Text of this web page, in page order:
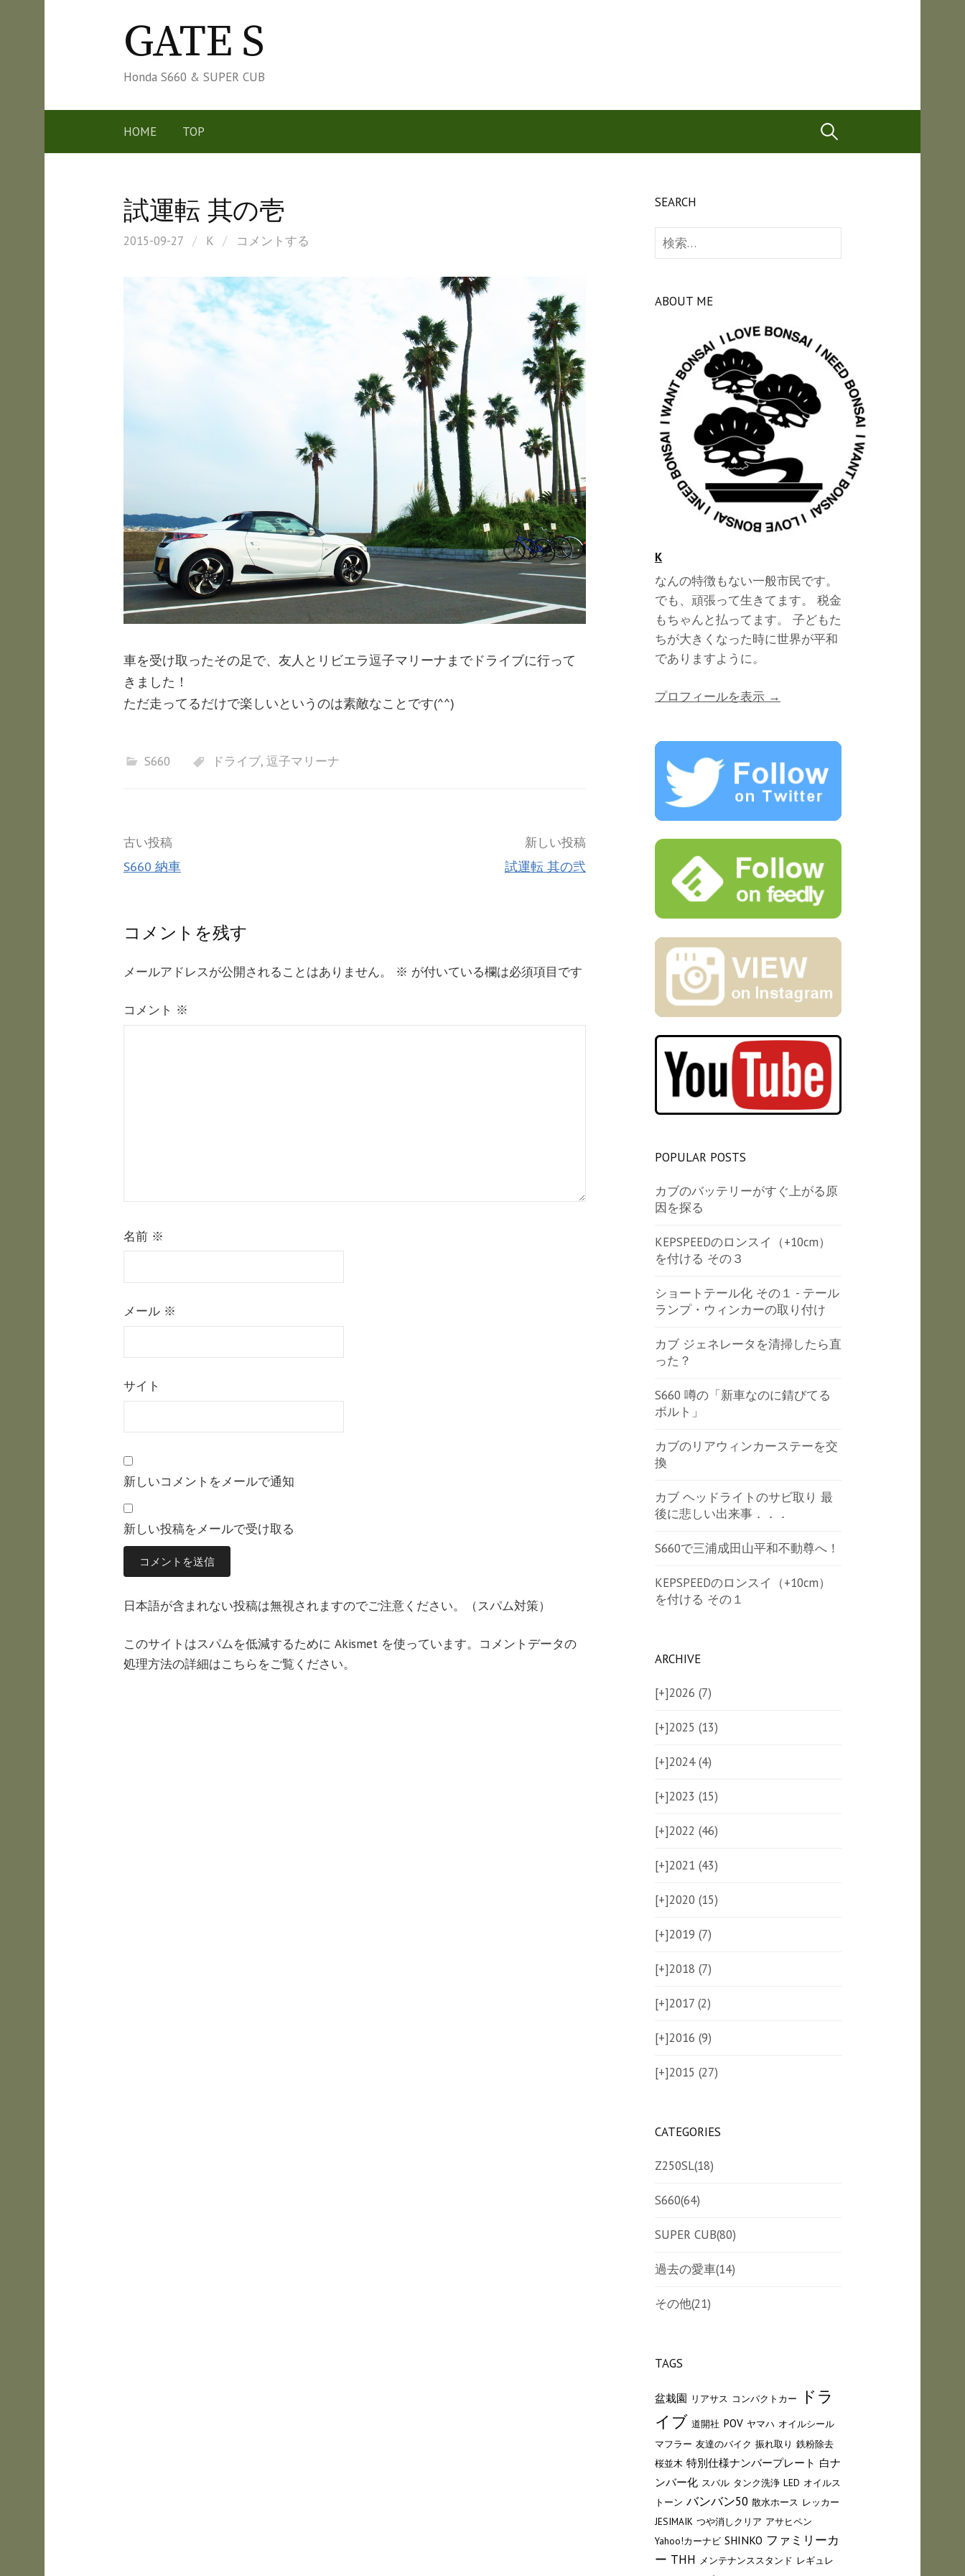
GATE S
Honda S660 & SUPER CUB
HOME TOP 検
試運転 其の壱
2015-09-27 / K / コメントする
車を受け取ったその足で、友人とリビエラ逗子マリーナまでドライブに行って
きました！
ただ走ってるだけで楽しいというのは素敵なことです(^^)
S660 ドライブ, 逗子マリーナ
投
ナ
ー
古い投稿
S660 納車
新しい投稿
試運転 其の弐
コメントを残す
メールアドレスが公開されることはありません。 ※ が付いている欄は必須項目です
コメント ※
名前 ※
メール ※
サイト
新しいコメントをメールで通知
新しい投稿をメールで受け取る
日本語が含まれない投稿は無視されますのでご注意ください。（スパム対策）
このサイトはスパムを低減するために Akismet を使っています。 コメントデータの
処理方法の詳細はこちらをご覧ください。
SEARCH
検
索:
ABOUT ME
K
なんの特徴もない一般市民です。
でも、頑張って生きてます。 税金
もちゃんと払ってます。 子どもた
ちが大きくなった時に世界が平和
でありますように。
プロフィールを表示 →
POPULAR POSTS
カブのバッテリーがすぐ上がる原
因を探る
KEPSPEEDのロンスイ（+10cm）
を付ける その３
ショートテール化 その１ - テール
ランプ・ウィンカーの取り付け
カブ ジェネレータを清掃したら直
った？
S660 噂の「新車なのに錆びてる
ボルト」
カブのリアウィンカーステーを交
換
カブ ヘッドライトのサビ取り 最
後に悲しい出来事．．．
S660で三浦成田山平和不動尊へ！
KEPSPEEDのロンスイ（+10cm）
を付ける その１
ARCHIVE
[+]2026 (7)
[+]2025 (13)
[+]2024 (4)
[+]2023 (15)
[+]2022 (46)
[+]2021 (43)
[+]2020 (15)
[+]2019 (7)
[+]2018 (7)
[+]2017 (2)
[+]2016 (9)
[+]2015 (27)
CATEGORIES
Z250SL(18)
S660(64)
SUPER CUB(80)
過去の愛車(14)
その他(21)
TAGS
盆栽園 リアサス コンパクトカー
ドラ
イブ 道開社 POV ヤマハ オイルシール
マフラー 友達のバイク 振れ取り 鉄粉除去
桜並木 特別仕様ナンバープレート 白ナ
ンバー化 スバル タンク洗浄 LED オイルス
トーン バンバン50 散水ホース レッカー
JESIMAIK つや消しクリア アサヒペン
Yahoo!カーナビ SHINKO ファミリーカ
ー THH メンテナンススタンド レギュレ